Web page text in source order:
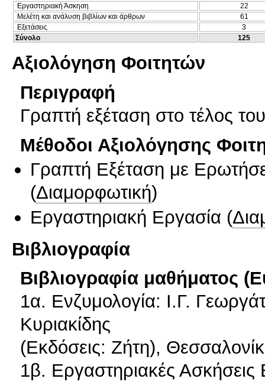
Εργαστηριακή Άσκηση
22
Μελέτη και ανάλυση βιβλίων και άρθρων
61
Εξετάσεις
3
Σύνολο
125
Αξιολόγηση Φοιτητών
Περιγραφή
Γραπτή εξέταση στο τέλος
Μέθοδοι Αξιολόγησης
Γραπτή Εξέταση με
(Διαμορφωτική)
Εργαστηριακή Εργασία (
Βιβλιογραφία
Βιβλιογραφία μαθήματος
1α. Ενζυμολογία: Ι.Γ.
Κυριακίδης
(Εκδόσεις: Ζήτη),
1β. Εργαστηριακές Ασκήσεις